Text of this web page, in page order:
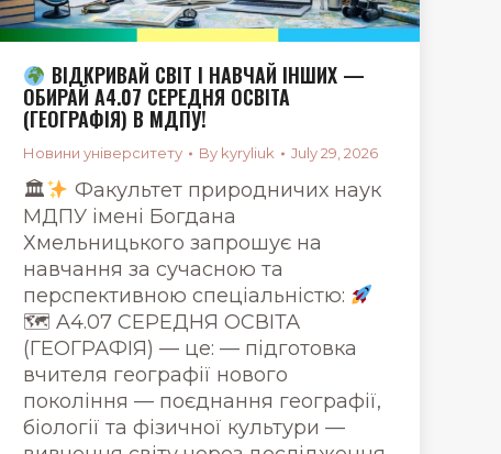
ВІДКРИВАЙ СВІТ І НАВЧАЙ ІНШИХ —
ОБИРАЙ A4.07 СЕРЕДНЯ ОСВІТА
(ГЕОГРАФІЯ) В МДПУ!
Новини університету By kyryliuk July 29, 2026
🏛
Факультет природничих наук
МДПУ імені Богдана
Хмельницького запрошує на
навчання за сучасною та
перспективною спеціальністю:
🗺 A4.07 СЕРЕДНЯ ОСВІТА
(ГЕОГРАФІЯ) — це: — підготовка
вчителя географії нового
покоління — поєднання географії,
біології та фізичної культури —